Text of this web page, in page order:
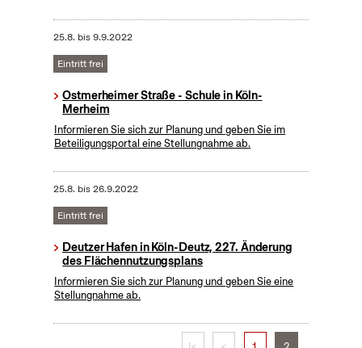
25.8. bis9.9.2022
Eintritt frei
Ostmerheimer Straße - Schule in Köln-
Merheim
Informieren Sie sich zur Planung und geben Sie im
Beteiligungsportal eine Stellungnahme ab.
25.8. bis26.9.2022
Eintritt frei
Deutzer Hafen in Köln-Deutz, 227. Änderung
des Flächennutzungsplans
Informieren Sie sich zur Planung und geben Sie eine
Stellungnahme ab.